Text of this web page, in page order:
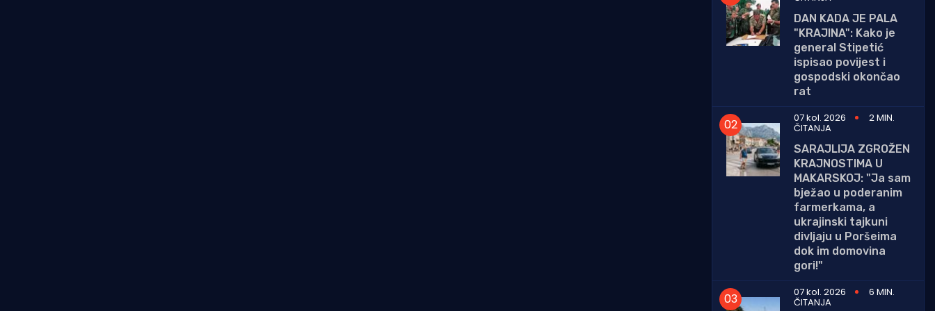
DAN KADA JE PALA
"KRAJINA": Kako je
general Stipetić
ispisao povijest i
gospodski okončao
rat
07 kol. 2026
2 MIN.
ČITANJA
SARAJLIJA ZGROŽEN
KRAJNOSTIMA U
MAKARSKOJ: "Ja sam
bježao u poderanim
farmerkama, a
ukrajinski tajkuni
divljaju u Poršeima
dok im domovina
gori!"
07 kol. 2026
6 MIN.
ČITANJA